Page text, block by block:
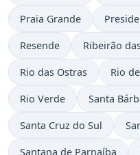
Praia Grande
Resende Ribeirão
Rio das Ostras Rio
Rio Verde Santa
Santa Cruz do Sul
Santana de Parnaíba